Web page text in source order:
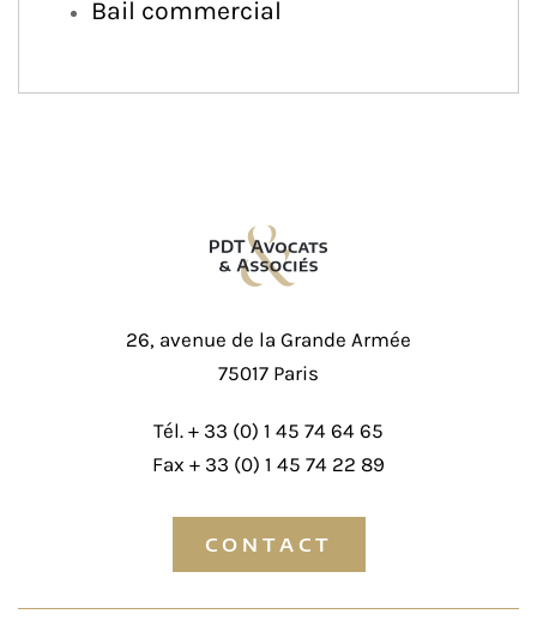
Bail commercial
26, avenue de la Grande Armée
75017 Paris
Tél. + 33 (0) 1 45 74 64 65
Fax + 33 (0) 1 45 74 22 89
CONTACT